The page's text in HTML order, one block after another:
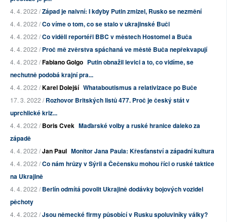
4. 4. 2022 /Západ je naivní: I kdyby Putin zmizel, Rusko se nezmění
4. 4. 2022 /Co víme o tom, co se stalo v ukrajinské Buči
4. 4. 2022 /Co viděli reportéři BBC v městech Hostomel a Buča
4. 4. 2022 /Proč mě zvěrstva spáchaná ve městě Buča nepřekvapují
4. 4. 2022 /Fabiano Golgo Putin obnažil levici a to, co vidíme, se
nechutně podobá krajní pra...
4. 4. 2022 /Karel Dolejší Whataboutismus a relativizace po Buče
17. 3. 2022 /Rozhovor Britských listů 477. Proč je český stát v
uprchlické kriz...
4. 4. 2022 /Boris Cvek Maďarské volby a ruské hranice daleko za
západě
4. 4. 2022 /Jan Paul Monitor Jana Paula: Křesťanství a západní kultura
4. 4. 2022 /Co nám hrůzy v Sýrii a Čečensku mohou říci o ruské taktice
na Ukrajině
4. 4. 2022 /Berlín odmítá povolit Ukrajině dodávky bojových vozidel
pěchoty
4. 4. 2022 /Jsou německé firmy působící v Rusku spoluviníky války?